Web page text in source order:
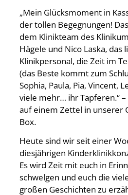
„Mein Glücksmoment in
der tollen Begegnungen!
dem Klinikteam des
Hägele und Nico Laska, das
Klinikpersonal, die Zeit im
(das Beste kommt zum
Sophia, Paula, Pia, Vincent,
viele mehr… ihr Tapferen.“
auf einem Zettel in unserer
Box.
Heute sind wir seit einer
diesjährigen
Es wird Zeit mit euch in
schwelgen und euch die
großen Geschichten zu